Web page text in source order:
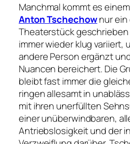
Manchmal kommt es
Anton Tschechownur ein
Theaterstück
immer wieder klug variiert,
andere Person ergänzt
Nuancen bereichert. Die
bleibt fast immer die
ringen allesamt in
mit ihren unerfüllten
einer unüberwindbaren,
Antriebslosigkeit und der